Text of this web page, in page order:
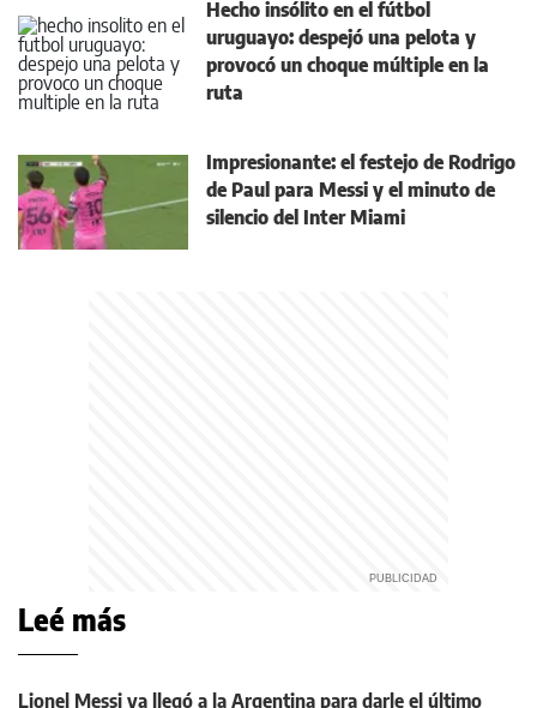
Hecho insólito en el fútbol
uruguayo: despejó una pelota y
provocó un choque múltiple en la
ruta
Impresionante: el festejo de Rodrigo
de Paul para Messi y el minuto de
silencio del Inter Miami
Leé más
Lionel Messi ya llegó a la Argentina para darle el último